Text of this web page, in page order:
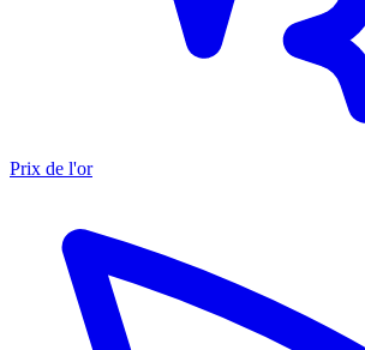
Prix de l'or